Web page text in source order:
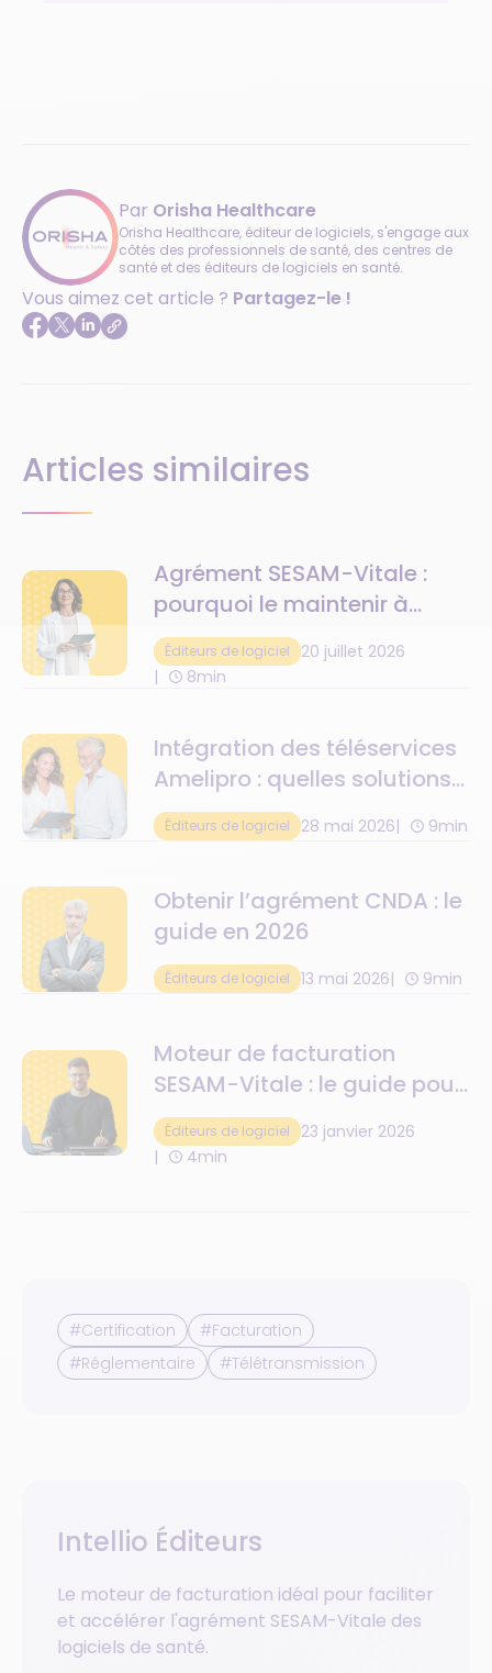
Par Orisha Healthcare
Orisha Healthcare, éditeur de logiciels, s'engage aux
côtés des professionnels de santé, des centres de
santé et des éditeurs de logiciels en santé.
Vous aimez cet article ? Partagez-le !
Articles similaires
Agrément SESAM-Vitale :
pourquoi le maintenir à
jour ?
Éditeurs de logiciel
20 juillet 2026
8min
Intégration des téléservices
Amelipro : quelles solutions
pour un éditeur de logiciel
métier ?
Éditeurs de logiciel 28 mai 2026 9min
Obtenir l’agrément CNDA : le
guide en 2026
Éditeurs de logiciel 13 mai 2026 9min
Moteur de facturation
SESAM-Vitale : le guide pour
bien comprendre
Éditeurs de logiciel
23 janvier 2026
4min
#Certification
#Facturation
#Réglementaire
#Télétransmission
Intellio Éditeurs
Le moteur de facturation idéal pour faciliter
et accélérer l'agrément SESAM-Vitale des
logiciels de santé.